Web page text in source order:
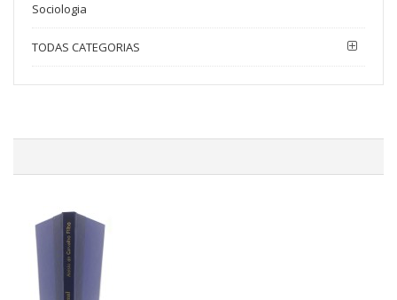
Sociologia
TODAS CATEGORIAS